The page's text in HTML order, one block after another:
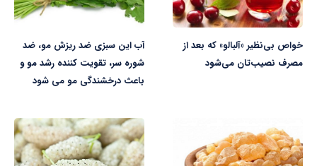
خواص بی‌نظیر «آلبالو» که بعد از
مصرف نصیب‌تان می‌شود
آب این سبزی ضد ریزش مو، ضد
شوره سر، تقویت کننده رشد مو و
باعث درخشندگی مو می شود